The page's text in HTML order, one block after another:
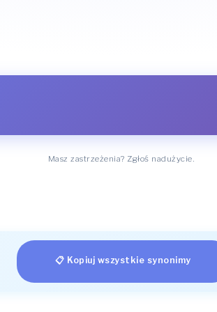
Masz zastrzeżenia? Zgłoś nadużycie.
📋 Kopiuj wszystkie synonimy